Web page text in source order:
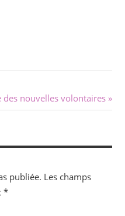
des nouvelles volontaires
publiée. Les champs
*